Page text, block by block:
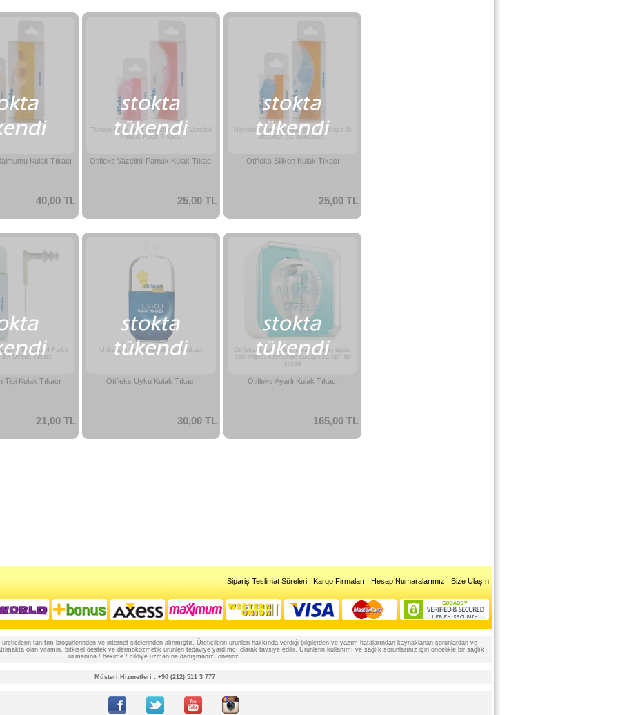
Kulak Tıkacı
40,00 TL
Türkiye de ilk defa Anti-Bakteriyel Vazelinli
Pamuk Kulak Tıkacı.
Otifleks Vazelinli Pamuk Kulak Tıkacı
25,00 TL
Hijyenik pullar arasında gelir ve tıkaca ilk
dokunan siz olursunuz.
Otifleks Silikon Kulak Tıkacı
25,00 TL
İlk Defa 4 Farklı
Uygun Tıkacı
Tipi Kulak Tıkacı
21,00 TL
Uyku için tasarlanan ilk kulak tıkacı
Otifleks Uyku Kulak Tıkacı
30,00 TL
Otifleks Ayarlı Kulak Tıkacı silikon tüpün
özel yapısı sayesinde kulağınıza tam bir
şekild
Otifleks Ayarlı Kulak Tıkacı
165,00 TL
Sipariş Teslimat Süreleri | Kargo Firmaları | Hesap Numaralarımız | Bize Ulaşın
tanıtım broşürlerinden ve internet sitelerinden alınmıştır. Üreticilerin ürünleri hakkında verdiği bilgilerden ve yazım hatalarından kaynaklanan sorunlardan ve
olan vitamin, bitkisel destek ve dermokozmetik ürünleri tedaviye yardımcı olarak tavsiye edilir. Ürünlerin kullanımı ve sağlık sorunlarınız için öncelikle bir sağlık
uzmanına / hekime / cildiye uzmanına danışmanızı öneririz.
Müşteri Hizmetleri : +90 (212) 511 3 777